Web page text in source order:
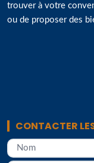
trouver à votre
ou de proposer des
CONTACTER